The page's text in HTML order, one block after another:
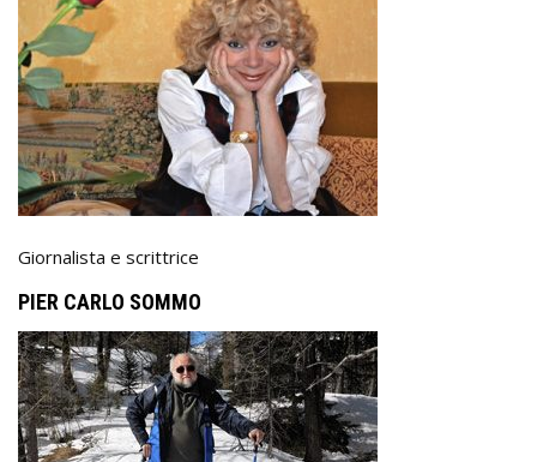
Giornalista e scrittrice
PIER CARLO SOMMO